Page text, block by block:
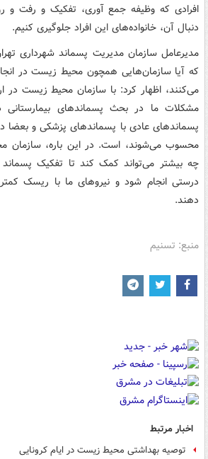
افرادی که وظیفه جمع آوری، تفکیک و رفت و
دنبال آن، خانواده‌های این افراد جلوگیری کنیم.
مدیرعامل سازمان مدیریت پسماند شهرداری
که آیا سازمان‌هایی همچون محیط زیست در
می‌کنند، اظهار کرد: با سازمان محیط زیست در
مشکلات ما در بحث پسماندهای بیمارستانی
پسماندهای عادی با پسماندهای پزشکی و بعضا
محسوب می‌شوند، است. در این باره، سازمان
چه بیشتر می‌تواند کمک کند تا تفکیک پسماند
درستی انجام شود و نیروهای ما با ریسک
دهند.
منبع: تسنیم
اخبار مرتبط
توصیه بهداشتی محیط زیست در ایام کرونایی